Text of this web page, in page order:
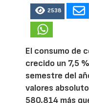
2538
El consumo de
crecido un 7,5
semestre del
valores
580.814 más